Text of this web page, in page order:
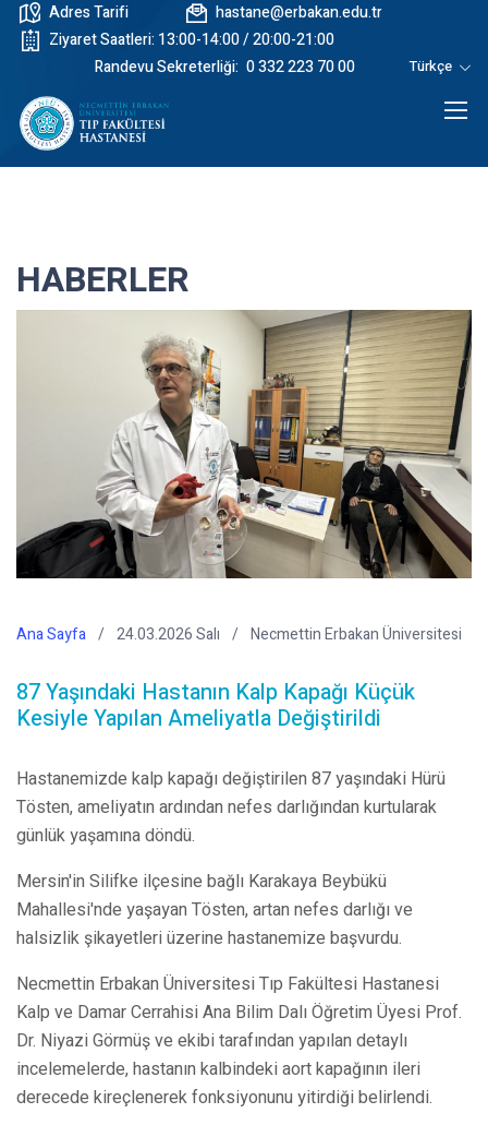
Adres Tarifi
hastane@erbakan.edu.tr
Ziyaret Saatleri: 13:00-14:00 / 20:00-21:00
Randevu Sekreterliği: 0 332 223 70 00 Türkçe
HABERLER
Ana Sayfa 24.03.2026 Salı Necmettin Erbakan Üniversitesi
87 Yaşındaki Hastanın Kalp Kapağı Küçük
Kesiyle Yapılan Ameliyatla Değiştirildi
Hastanemizde kalp kapağı değiştirilen 87 yaşındaki Hürü
Tösten, ameliyatın ardından nefes darlığından kurtularak
günlük yaşamına döndü.
Mersin'in Silifke ilçesine bağlı Karakaya Beybükü
Mahallesi'nde yaşayan Tösten, artan nefes darlığı ve
halsizlik şikayetleri üzerine hastanemize başvurdu.
Necmettin Erbakan Üniversitesi Tıp Fakültesi Hastanesi
Kalp ve Damar Cerrahisi Ana Bilim Dalı Öğretim Üyesi Prof.
Dr. Niyazi Görmüş ve ekibi tarafından yapılan detaylı
incelemelerde, hastanın kalbindeki aort kapağının ileri
derecede kireçlenerek fonksiyonunu yitirdiği belirlendi.